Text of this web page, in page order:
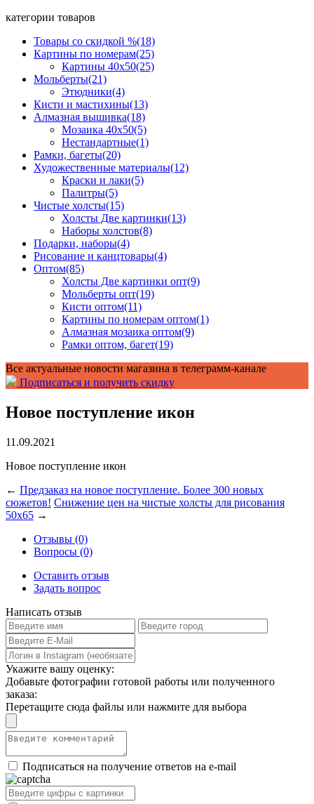
категории товаров
Товары со скидкой %(18)
Картины по номерам(25)
Картины 40x50(25)
Мольберты(21)
Этюдники(4)
Кисти и мастихины(13)
Алмазная вышивка(18)
Мозаика 40x50(5)
Нестандартные(1)
Рамки, багеты(20)
Художественные материалы(12)
Краски и лаки(5)
Палитры(5)
Чистые холсты(15)
Холсты Две картинки(13)
Наборы холстов(8)
Подарки, наборы(4)
Рисование и канцтовары(4)
Оптом(85)
Холсты Две картинки опт(9)
Мольберты опт(19)
Кисти оптом(11)
Картины по номерам оптом(1)
Алмазная мозаика оптом(9)
Рамки оптом, багет(19)
Все актуальные новости магазина в телеграмм-канале
Подписаться и получить скидку
Новое поступление икон
11.09.2021
Новое поступление икон
← Предзаказ на новое поступление. Более 300 новых
сюжетов! Снижение цен на чистые холсты для рисования
50x65 →
Отзывы (0)
Вопросы (0)
Оставить отзыв
Задать вопрос
Написать отзыв
Укажите вашу оценку:
Добавьте фотографии готовой работы или полученного
заказа:
Перетащите сюда файлы или нажмите для выбора
Подписаться на получение ответов на e-mail